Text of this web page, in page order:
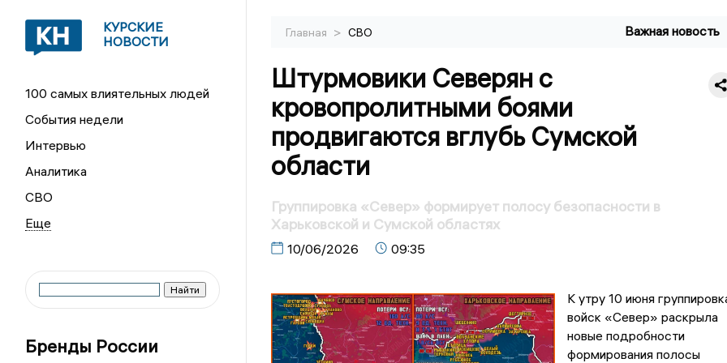
КУРСКИЕ
НОВОСТИ
100 самых влиятельных людей
События недели
Интервью
Аналитика
СВО
Бренды России
Главная > СВО Важная новость
Штурмовики Северян с
кровопролитными боями
продвигаются вглубь Сумской
области
Группировка «Север» формирует полосу безопасности в
Харьковской и Сумской областях
10/06/2026 09:35
К утру 10 июня
войск «Север» раскрыла
новые подробности
формирования полосы